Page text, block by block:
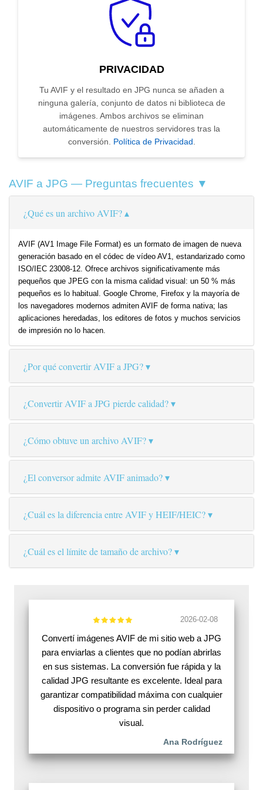
PRIVACIDAD
Tu AVIF y el resultado en JPG nunca se añaden a
ninguna galería, conjunto de datos ni biblioteca de
imágenes. Ambos archivos se eliminan
automáticamente de nuestros servidores tras la
conversión. Política de Privacidad.
AVIF a JPG — Preguntas frecuentes ▼
¿Qué es un archivo AVIF?
AVIF (AV1 Image File Format) es un formato de imagen de nueva
generación basado en el códec de vídeo AV1, estandarizado como
ISO/IEC 23008-12. Ofrece archivos significativamente más
pequeños que JPEG con la misma calidad visual: un 50 % más
pequeños es lo habitual. Google Chrome, Firefox y la mayoría de
los navegadores modernos admiten AVIF de forma nativa; las
aplicaciones heredadas, los editores de fotos y muchos servicios
de impresión no lo hacen.
¿Por qué convertir AVIF a JPG?
¿Convertir AVIF a JPG pierde calidad?
¿Cómo obtuve un archivo AVIF?
¿El conversor admite AVIF animado?
¿Cuál es la diferencia entre AVIF y HEIF/HEIC?
¿Cuál es el límite de tamaño de archivo?
2026-02-08
Convertí imágenes AVIF de mi sitio web a JPG
para enviarlas a clientes que no podían abrirlas
en sus sistemas. La conversión fue rápida y la
calidad JPG resultante es excelente. Ideal para
garantizar compatibilidad máxima con cualquier
dispositivo o programa sin perder calidad
visual.
Ana Rodríguez